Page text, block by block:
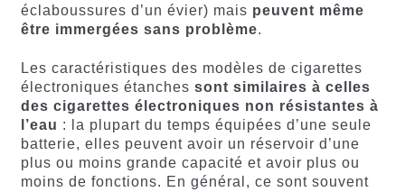
éclaboussures d’un évier) mais peuvent même
être immergées sans problème.
Les caractéristiques des modèles de cigarettes
électroniques étanches sont similaires à celles
des cigarettes électroniques non résistantes à
l’eau : la plupart du temps équipées d’une seule
batterie, elles peuvent avoir un réservoir d’une
plus ou moins grande capacité et avoir plus ou
moins de fonctions. En général, ce sont souvent